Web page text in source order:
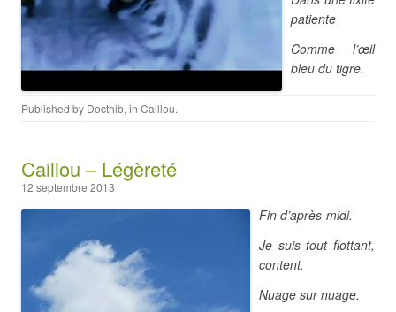
patiente
Comme l’œil
bleu du tigre.
Published by Docthib, in Caillou.
Caillou – Légèreté
12 septembre 2013
Fin d’après-midi.
Je suis tout flottant,
content.
Nuage sur nuage.